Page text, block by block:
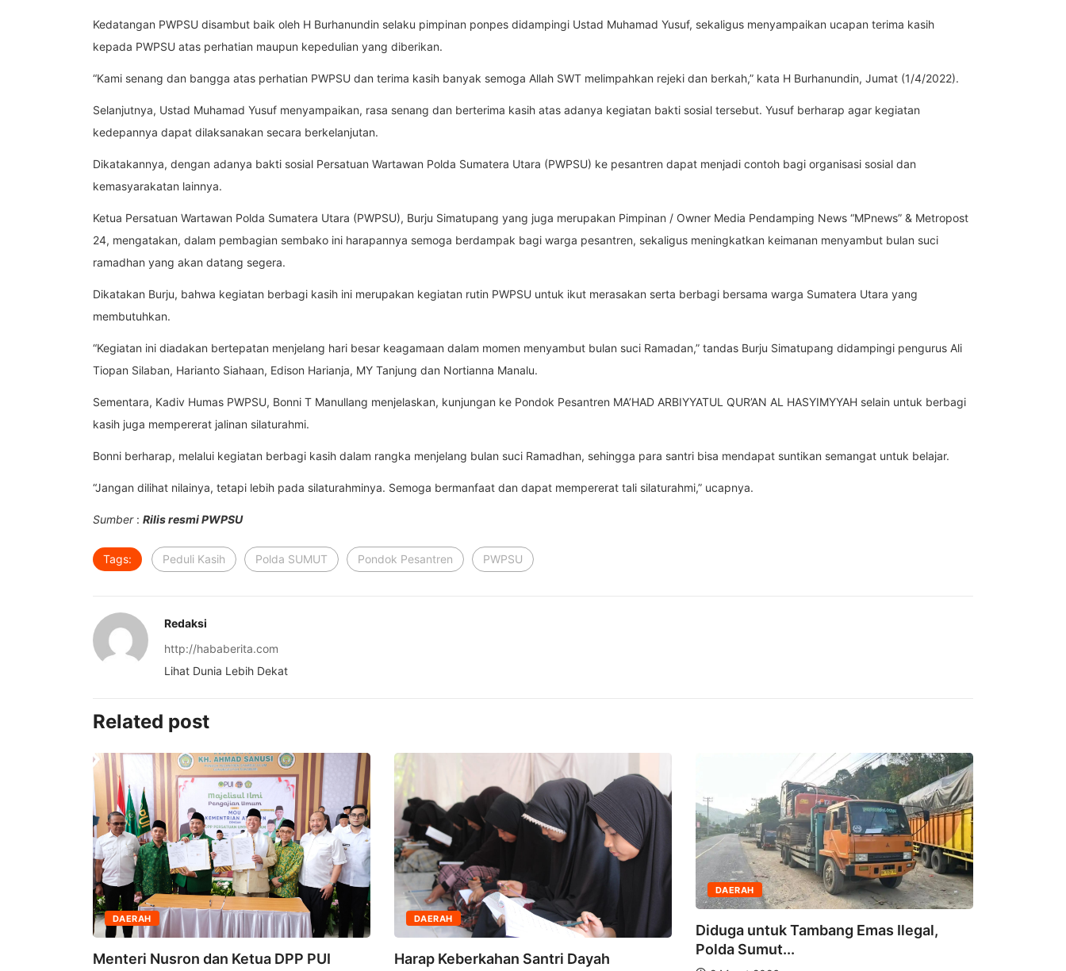
Kedatangan PWPSU disambut baik oleh H Burhanundin selaku pimpinan ponpes didampingi Ustad Muhamad Yusuf, sekaligus menyampaikan ucapan terima kasih
kepada PWPSU atas perhatian maupun kepedulian yang diberikan.
“Kami senang dan bangga atas perhatian PWPSU dan terima kasih banyak semoga Allah SWT melimpahkan rejeki dan berkah,” kata H Burhanundin, Jumat (1/4/2022).
Selanjutnya, Ustad Muhamad Yusuf menyampaikan, rasa senang dan berterima kasih atas adanya kegiatan bakti sosial tersebut. Yusuf berharap agar kegiatan
kedepannya dapat dilaksanakan secara berkelanjutan.
Dikatakannya, dengan adanya bakti sosial Persatuan Wartawan Polda Sumatera Utara (PWPSU) ke pesantren dapat menjadi contoh bagi organisasi sosial dan
kemasyarakatan lainnya.
Ketua Persatuan Wartawan Polda Sumatera Utara (PWPSU), Burju Simatupang yang juga merupakan Pimpinan / Owner Media Pendamping News “MPnews” & Metropost
24, mengatakan, dalam pembagian sembako ini harapannya semoga berdampak bagi warga pesantren, sekaligus meningkatkan keimanan menyambut bulan suci
ramadhan yang akan datang segera.
Dikatakan Burju, bahwa kegiatan berbagi kasih ini merupakan kegiatan rutin PWPSU untuk ikut merasakan serta berbagi bersama warga Sumatera Utara yang
membutuhkan.
“Kegiatan ini diadakan bertepatan menjelang hari besar keagamaan dalam momen menyambut bulan suci Ramadan,” tandas Burju Simatupang didampingi pengurus Ali
Tiopan Silaban, Harianto Siahaan, Edison Harianja, MY Tanjung dan Nortianna Manalu.
Sementara, Kadiv Humas PWPSU, Bonni T Manullang menjelaskan, kunjungan ke Pondok Pesantren MA’HAD ARBIYYATUL QUR’AN AL HASYIMYYAH selain untuk berbagi
kasih juga mempererat jalinan silaturahmi.
Bonni berharap, melalui kegiatan berbagi kasih dalam rangka menjelang bulan suci Ramadhan, sehingga para santri bisa mendapat suntikan semangat untuk belajar.
“Jangan dilihat nilainya, tetapi lebih pada silaturahminya. Semoga bermanfaat dan dapat mempererat tali silaturahmi,” ucapnya.
Sumber: Rilis resmi PWPSU
Tags: Peduli Kasih Polda SUMUT Pondok Pesantren PWPSU
Redaksi
http://hababerita.com
Lihat Dunia Lebih Dekat
Related post
DAERAH
Menteri Nusron dan Ketua DPP PUI
DAERAH
Harap Keberkahan Santri Dayah
DAERAH
Diduga untuk Tambang Emas Ilegal,
Polda Sumut...